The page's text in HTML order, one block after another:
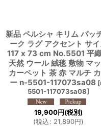
新品 ペルシャ キリム パッ
ーク ラグ アクセント サ
117 x 73 cm No.5501 平
天然 ウール 絨毯 敷物 マ
カーペット 茶 赤 マルチ
ー n-5501-117073sa08 [
5501-117073sa08]
19,900円(税別)
(税込: 21,890円)